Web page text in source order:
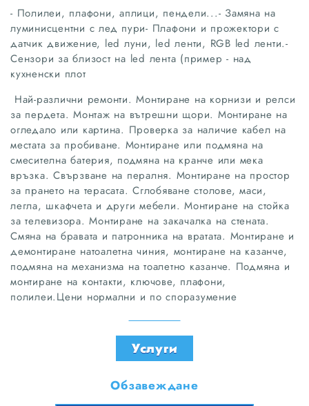
- Полилеи, плафони, аплици, пендели...- Замяна на
луминисцентни с лед пури- Плафони и прожектори с
датчик движение, led луни, led ленти, RGB led ленти.-
Сензори за близост на led лента (пример - над
кухненски плот
Най-различни ремонти. Монтиране на корнизи и релси
за пердета. Монтаж на вътрешни щори. Монтиране на
огледало или картина. Проверка за наличие кабел на
местата за пробиване. Монтиране или подмяна на
смесителна батерия, подмяна на кранче или мека
връзка. Свързване на пералня. Монтиране на простор
за прането на терасата. Сглобяване столове, маси,
легла, шкафчета и други мебели. Монтиране на стойка
за телевизора. Монтиране на закачалка на стената.
Смяна на бравата и патронника на вратата. Монтиране и
демонтиране натоалетна чиния, монтиране на казанче,
подмяна на механизма на тоалетно казанче. Подмяна и
монтиране на контакти, ключове, плафони,
полилеи.Цени нормални и по споразумение
Услуги
Обзавеждане